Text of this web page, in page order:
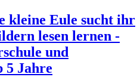
kleine Eule sucht ihr
lesen lernen -
und
5 Jahre